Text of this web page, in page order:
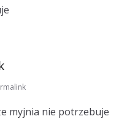
myjnia nie potrzebuje